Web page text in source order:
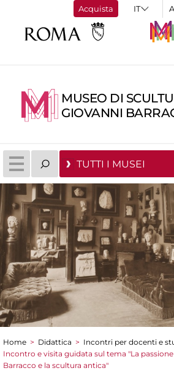
Acquista
MUSEO DI
GIOVANNI
TUTTI I MUSEI
Tu sei qui
Home > Didattica > Incontri per docenti e
Incontro e visita guidata sul tema "La
Barracco e la scultura antica"